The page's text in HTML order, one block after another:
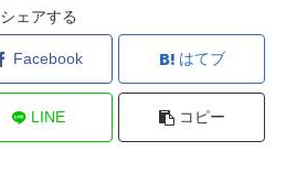
シェアする
Facebook はてブ
LINE コピー